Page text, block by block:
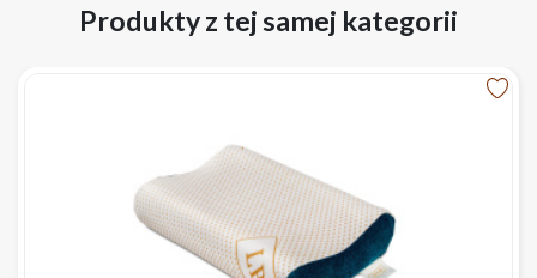
Produkty z tej samej kategorii